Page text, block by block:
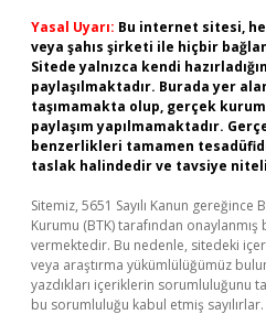
Yasal Uyarı: Bu internet sitesi,
veya şahıs şirketi ile hiçbir
Sitede yalnızca kendi
paylaşılmaktadır. Burada yer
taşımamakta olup, gerçek
paylaşım yapılmamaktadır.
benzerlikleri tamamen
taslak halindedir ve tavsiye
Sitemiz, 5651 Sayılı Kanun
Kurumu (BTK) tarafından onaylanmış
vermektedir. Bu nedenle, sitedeki
veya araştırma yükümlülüğümüz
yazdıkları içeriklerin sorumluluğunu
bu sorumluluğu kabul etmiş sayılırlar.